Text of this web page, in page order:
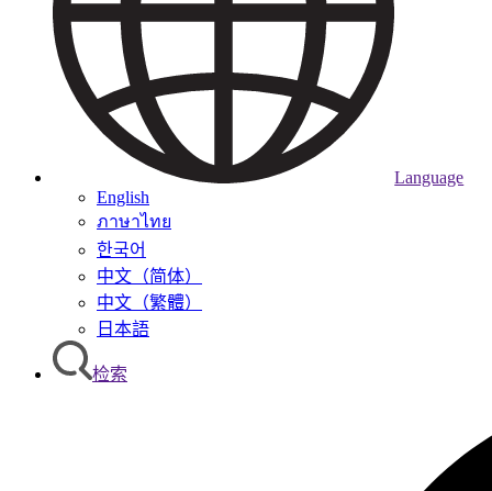
Language
English
ภาษาไทย
한국어
中文（简体）
中文（繁體）
日本語
检索